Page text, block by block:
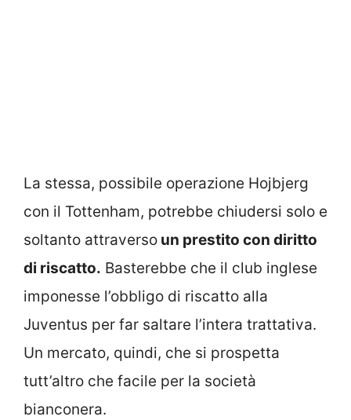
La stessa, possibile operazione Hojbjerg
con il Tottenham, potrebbe chiudersi solo e
soltanto attraverso un prestito con diritto
di riscatto. Basterebbe che il club inglese
imponesse l’obbligo di riscatto alla
Juventus per far saltare l’intera trattativa.
Un mercato, quindi, che si prospetta
tutt’altro che facile per la società
bianconera.